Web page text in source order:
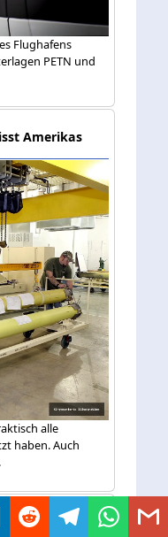
Flughafens
PETN und
Amerikas
alle
haben. Auch
regiert